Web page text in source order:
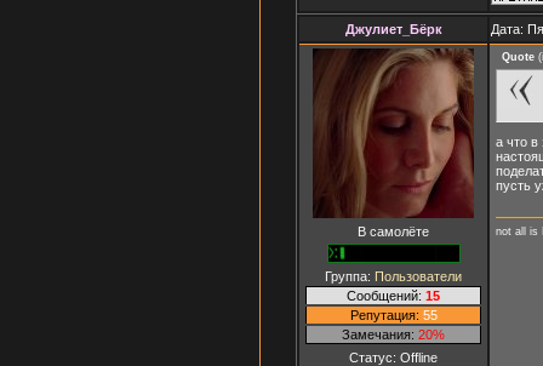
Джулиет_Бёрк Дата:
В самолёте
Группа: Пользователи
Сообщений: 15
Репутация: 55
Замечания: 20%
Статус: Offline
Quote (
а что в
пусть
not all is